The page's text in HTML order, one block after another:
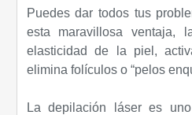
Puedes dar todos tus
esta maravillosa ventaja,
elasticidad de la piel,
elimina folículos o “pelos
La depilación láser es